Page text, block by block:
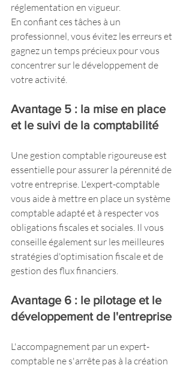
réglementation en vigueur.
En confiant ces tâches à un
professionnel, vous évitez les erreurs et
gagnez un temps précieux pour vous
concentrer sur le développement de
votre activité.
Avantage 5 : la mise en place
et le suivi de la comptabilité
Une gestion comptable rigoureuse est
essentielle pour assurer la pérennité de
votre entreprise. L'expert-comptable
vous aide à mettre en place un système
comptable adapté et à respecter vos
obligations fiscales et sociales. Il vous
conseille également sur les meilleures
stratégies d'optimisation fiscale et de
gestion des flux financiers.
Avantage 6 : le pilotage et le
développement de l'entreprise
L'accompagnement par un expert-
comptable ne s'arrête pas à la création